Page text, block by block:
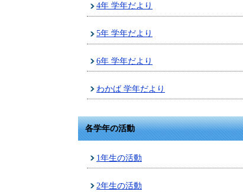
4年 学年だより
5年 学年だより
6年 学年だより
わかば 学年だより
各学年の活動
1年生の活動
2年生の活動